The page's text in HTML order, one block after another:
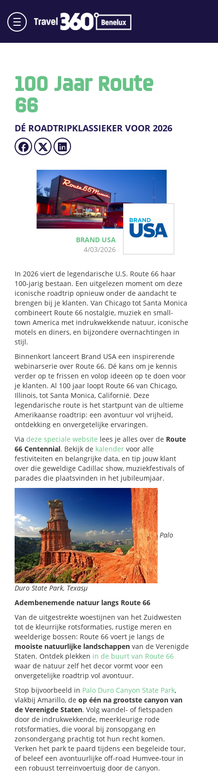
100 Jaar Route
66
DÉ ROADTRIPKLASSIEKER VOOR 2026
BRAND USA
4/03/2026
In 2026 viert de legendarische U.S. Route 66 haar
100-jarig bestaan. Een uitgelezen moment om deze
iconische roadtrip opnieuw onder de aandacht te
brengen bij je klanten. Van Chicago tot Santa Monica
combineert Route 66 nostalgie, muziek en small-
town America met indrukwekkende natuur, iconische
motels en diners, en bijzondere overnachtingen in
stijl.
Binnenkort lanceert Brand USA een inspirerende
webinarserie over Route 66. Dé kans om je kennis
verder op te frissen en volop ideeën op te doen voor
je klanten. Al 100 jaar loopt Route 66 van Chicago,
Illinois, tot Santa Monica, Californië. Deze
legendarische route is het startpunt van de ultieme
Amerikaanse roadtrip: een avontuur vol vrijheid,
ontdekking en onvergetelijke ervaringen.
Via deze speciale website lees je alles over de Route
66 Centennial. Bekijk de kalender voor alle
festiviteiten en belangrijke data, en tip jouw klant
over die geweldige Cadillac show, muziekfestivals of
parades die plaatsvinden in het jubileumjaar.
Palo
Duro State Park, Texasµ
Adembenemende natuur langs Route 66
Van de uitgestrekte woestijnen van het Zuidwesten
tot de kleurrijke rotsformaties, rustige meren en
weelderige bossen: Route 66 voert je langs de
mooiste natuurlijke landschappen van de Verenigde
Staten. Ontdek plekken in de buurt van Route 66
waar de natuur zelf het decor vormt voor een
onvergetelijke roadtrip vol avontuur.
Stop bijvoorbeeld in Palo Duro Canyon State Park,
vlakbij Amarillo, de op één na grootste canyon van
de Verenigde Staten. Volg wandel- of fietspaden
door de indrukwekkende, meerkleurige rode
rotsformaties, die vooral bij zonsopgang en
zonsondergang prachtig tot hun recht komen.
Verken het park te paard tijdens een begeleide tour,
of beleef een avontuurlijke off-road Humvee-tour in
een robuust terreinvoertuig door de canyon.